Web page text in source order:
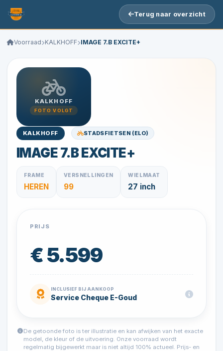
Terug naar overzicht
Voorraad KALKHOFF IMAGE 7.B EXCITE+
KALKHOFF
FOTO VOLGT
KALKHOFF STADSFIETSEN (ELO)
IMAGE 7.B EXCITE+
FRAME
HEREN
VERSNELLINGEN
99
WIELMAAT
27 inch
PRIJS
€ 5.599
INCLUSIEF BIJ AANKOOP
Service Cheque E-Goud
De getoonde foto is ter illustratie en kan afwijken van het exacte
model, de kleur of de uitvoering. Onze voorraad wordt
regelmatig bijgewerkt maar is niet altijd 100% actueel. Prijs- en